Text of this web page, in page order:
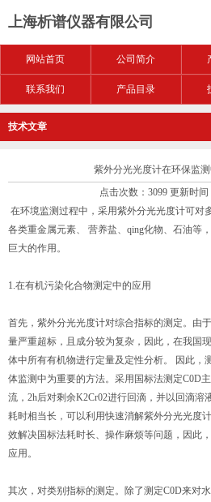
上海析谱仪器有限公司
网站首页 公司简介
联系我们 产品目录
技术文章
紫外分光光度计在环保监
点击次数：3099 更新时间
在环境监测过程中，采用紫外分光光度计可对
各类重金属元素、 营养盐、qing化物、石油等
巨大的作用。
1.在有机污染化合物测定中的应用
首先，紫外分光光度计对综合指标的测定。由
量严重超标，且成分较为复杂，因此，在我国
体中所有有机物进行定量及定性分析。 因此，
体监测中为重要的方法。采用国标法测定C0D
流，2h后对剩余K2Cr02进行回滴，并以回滴溶
耗时相当长，可以利用快速消解紫外分光光度
效解决国标法耗时长、操作麻烦等问题，因此
应用。
其次，对类别指标的测定。除了测定C0D来对